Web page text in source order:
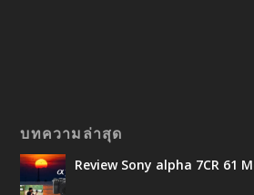
บทความล่าสุด
Review Sony alpha 7CR 61